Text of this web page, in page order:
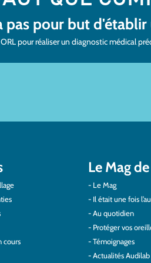
pas pour but d'établir
pour réaliser un diagnostic médical
cours
Le Mag
Le Mag
Il était une fois
Au quotidien
Protéger vos
Témoignages
Actualités Audilab